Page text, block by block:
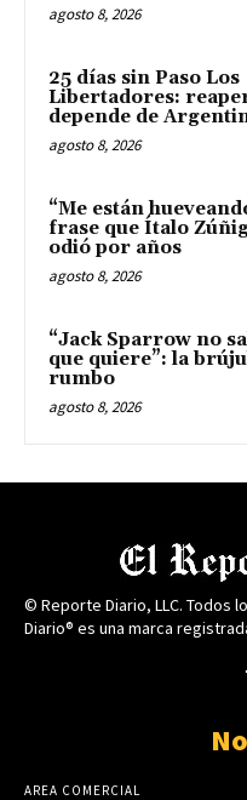
agosto 8, 2026
25 días sin Paso Los
Libertadores:
depende de
agosto 8, 2026
“Me están
frase que Ítalo
odió por años
agosto 8, 2026
“Jack Sparrow no
que quiere”: la
rumbo
agosto 8, 2026
© Reporte Diario, LLC. Todos
Diario® es una marca
AREA COMERCIAL